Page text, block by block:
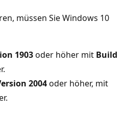
müssen Sie Windows 10
1903oder höher mit Build
2004oder höher, mit